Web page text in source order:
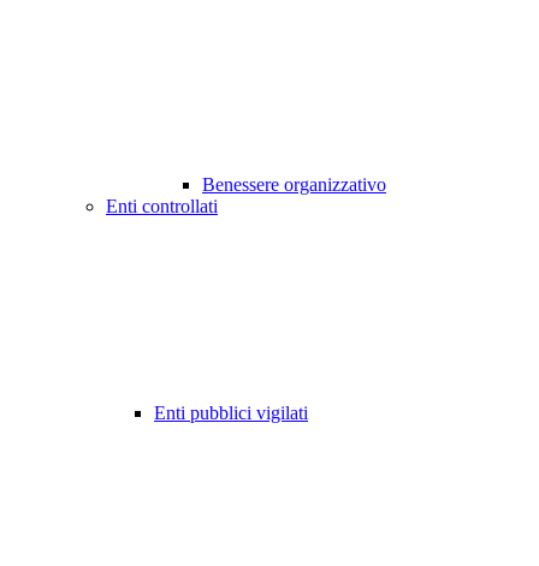
Benessere organizzativo
Enti controllati
Enti pubblici vigilati